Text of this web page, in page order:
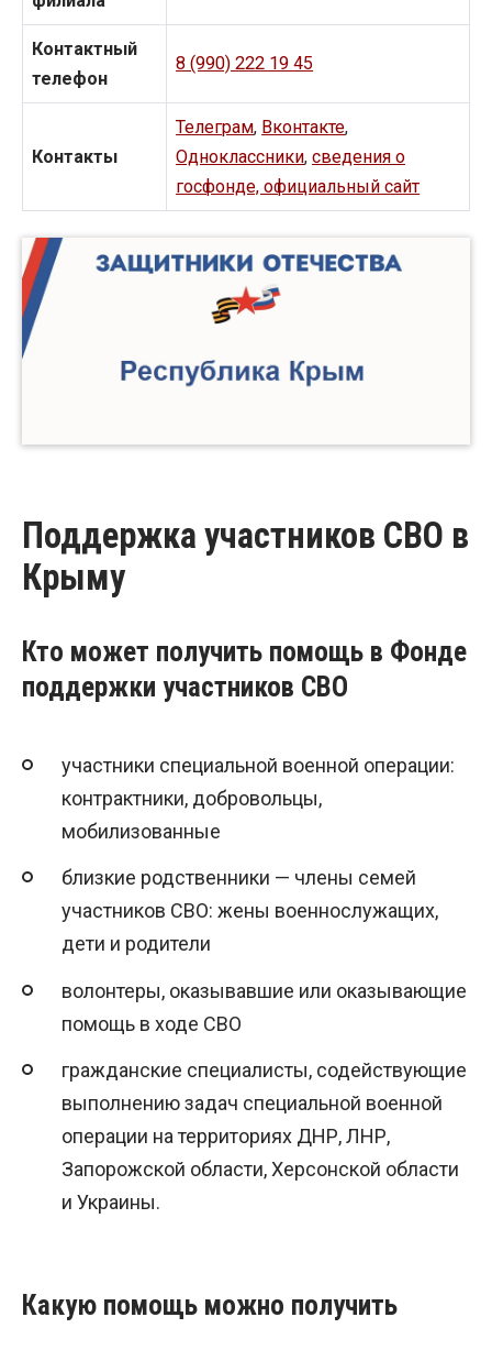
Контактный
телефон
8 (990) 222 19 45
Контакты
Телеграм, Вконтакте,
Одноклассники,сведения о
госфонде, официальный сайт
Поддержка участников СВО в
Крыму
Кто может получить помощь в Фонде
поддержки участников СВО
участники специальной военной операции:
контрактники, добровольцы,
мобилизованные
близкие родственники — члены семей
участников СВО: жены военнослужащих,
дети и родители
волонтеры, оказывавшие или оказывающие
помощь в ходе СВО
гражданские специалисты, содействующие
выполнению задач специальной военной
операции на территориях ДНР, ЛНР,
Запорожской области, Херсонской области
и Украины.
Какую помощь можно получить